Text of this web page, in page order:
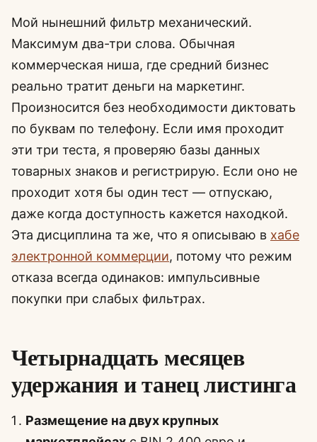
Мой нынешний фильтр механический.
Максимум два-три слова. Обычная
коммерческая ниша, где средний бизнес
реально тратит деньги на маркетинг.
Произносится без необходимости диктовать
по буквам по телефону. Если имя проходит
эти три теста, я проверяю базы данных
товарных знаков и регистрирую. Если оно не
проходит хотя бы один тест — отпускаю,
даже когда доступность кажется находкой.
Эта дисциплина та же, что я описываю в хабе
электронной коммерции, потому что режим
отказа всегда одинаков: импульсивные
покупки при слабых фильтрах.
Четырнадцать месяцев
удержания и танец листинга
Размещение на двух крупных